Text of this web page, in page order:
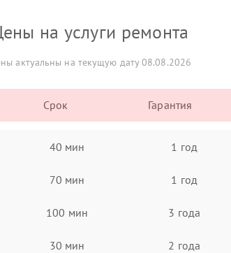
на услуги ремонта
актуальны на текущую дату 08.08.2026
Срок Гарантия
40 мин 1 год
70 мин 1 год
100 мин 3 года
30 мин 2 года